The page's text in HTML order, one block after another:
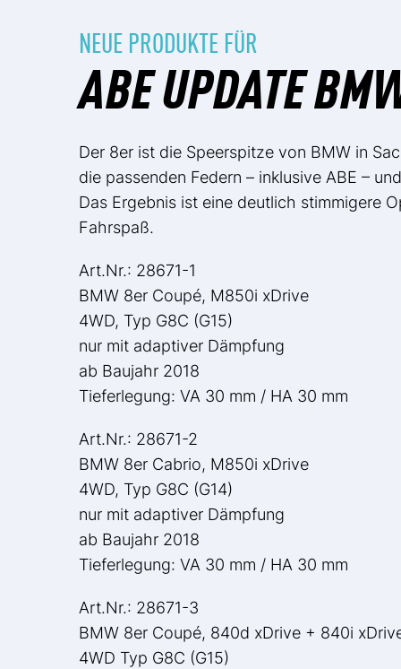
NEUE PRODUKTE FÜR
ABE UPDATE
Der 8er ist die Speerspitze von BMW in
die passenden Federn – inklusive ABE –
Das Ergebnis ist eine deutlich stimmigere
Fahrspaß.
Art.Nr.: 28671-1
BMW 8er Coupé, M850i xDrive
4WD, Typ G8C (G15)
nur mit adaptiver Dämpfung
ab Baujahr 2018
Tieferlegung: VA 30 mm / HA 30 mm
Art.Nr.: 28671-2
BMW 8er Cabrio, M850i xDrive
4WD, Typ G8C (G14)
nur mit adaptiver Dämpfung
ab Baujahr 2018
Tieferlegung: VA 30 mm / HA 30 mm
Art.Nr.: 28671-3
BMW 8er Coupé, 840d xDrive + 840i
4WD Typ G8C (G15)